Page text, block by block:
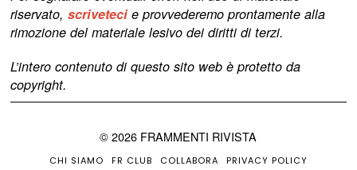
riservato,scriveteci e provvederemo prontamente alla
rimozione del materiale lesivo dei diritti di terzi.
L’intero contenuto di questo sito web è protetto da
copyright.
©2026 FRAMMENTI RIVISTA
CHI SIAMO FR CLUB COLLABORA
PRIVACY POLICY